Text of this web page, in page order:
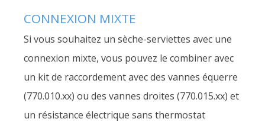
CONNEXION MIXTE
Si vous souhaitez un sèche-serviettes avec une
connexion mixte, vous pouvez le combiner avec
un kit de raccordement avec des vannes équerre
(770.010.xx) ou des vannes droites (770.015.xx) et
un résistance électrique sans thermostat